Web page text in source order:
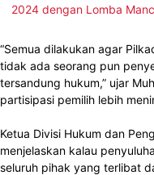
2024 dengan Lomba
“Semua dilakukan agar
tidak ada seorang pun
tersandung hukum,” ujar
partisipasi pemilih lebih
Ketua Divisi Hukum dan
menjelaskan kalau
seluruh pihak yang terlibat